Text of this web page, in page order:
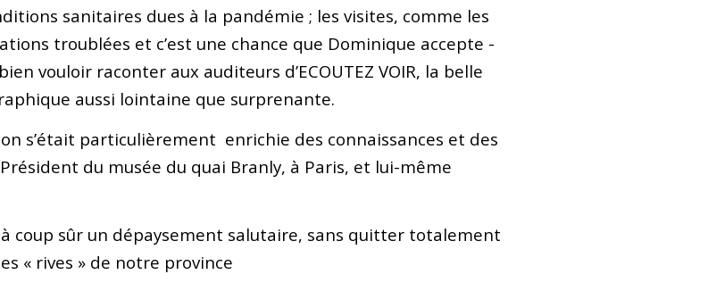
sanitaires dues à la pandémie ; les visites, comme les
troublées et c’est une chance que Dominique accepte -
vouloir raconter aux auditeurs d’ECOUTEZ VOIR, la belle
aussi lointaine que surprenante.
s’était particulièrement enrichie des connaissances et des
du musée du quai Branly, à Paris, et lui-même
coup sûr un dépaysement salutaire, sans quitter totalement
« rives » de notre province